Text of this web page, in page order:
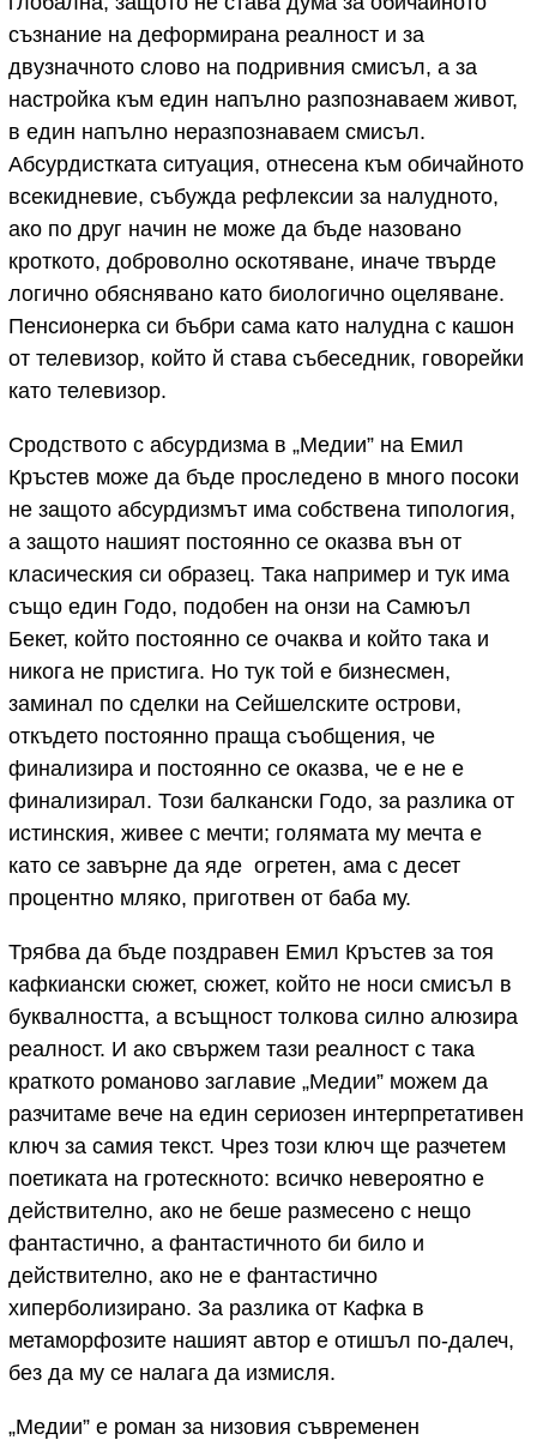
съзнание на деформирана реалност и за
двузначното слово на подривния смисъл, а за
настройка към един напълно разпознаваем живот,
в един напълно неразпознаваем смисъл.
Абсурдистката ситуация, отнесена към обичайното
всекидневие, събужда рефлексии за налудното,
ако по друг начин не може да бъде назовано
кроткото, доброволно оскотяване, иначе твърде
логично обяснявано като биологично оцеляване.
Пенсионерка си бъбри сама като налудна с кашон
от телевизор, който й става събеседник, говорейки
като телевизор.
Сродството с абсурдизма в „Медии” на Емил
Кръстев може да бъде проследено в много посоки
не защото абсурдизмът има собствена типология,
а защото нашият постоянно се оказва вън от
класическия си образец. Така например и тук има
също един Годо, подобен на онзи на Самюъл
Бекет, който постоянно се очаква и който така и
никога не пристига. Но тук той е бизнесмен,
заминал по сделки на Сейшелските острови,
откъдето постоянно праща съобщения, че
финализира и постоянно се оказва, че е не е
финализирал. Този балкански Годо, за разлика от
истинския, живее с мечти; голямата му мечта е
като се завърне да яде огретен, ама с десет
процентно мляко, приготвен от баба му.
Трябва да бъде поздравен Емил Кръстев за тоя
кафкиански сюжет, сюжет, който не носи смисъл в
буквалността, а всъщност толкова силно алюзира
реалност. И ако свържем тази реалност с така
краткото романово заглавие „Медии” можем да
разчитаме вече на един сериозен интерпретативен
ключ за самия текст. Чрез този ключ ще разчетем
поетиката на гротескното: всичко невероятно е
действително, ако не беше размесено с нещо
фантастично, а фантастичното би било и
действително, ако не е фантастично
хиперболизирано. За разлика от Кафка в
метаморфозите нашият автор е отишъл по-далеч,
без да му се налага да измисля.
„Медии” е роман за низовия съвременен